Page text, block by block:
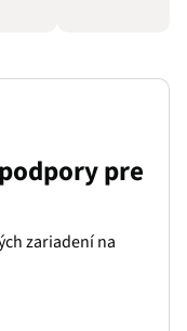
pre
zariadení na